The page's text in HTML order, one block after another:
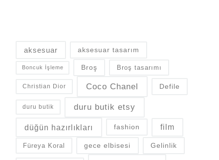
aksesuar aksesuar tasarım
Boncuk İşleme Broş Broş tasarımı
Christian Dior Coco Chanel Defile
duru butik duru butik etsy
düğün hazırlıkları fashion film
Füreya Koral gece elbisesi Gelinlik